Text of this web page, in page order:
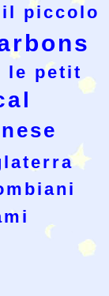
il piccolo
le petit